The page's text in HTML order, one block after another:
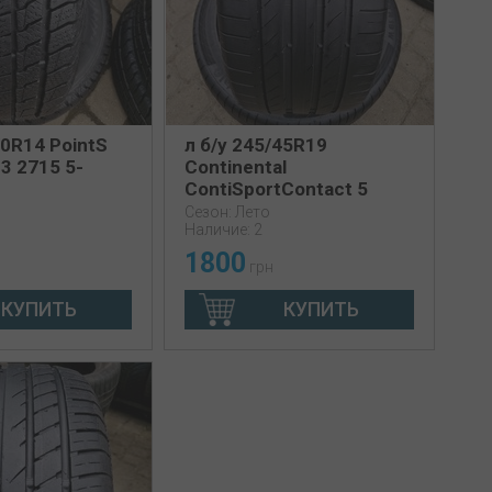
PointS
2715 5-
КУПИТЬ
л б/у 245/45R19
Continental
ContiSportContact 5
4517 4.5мм
Сезон: Лето
Наличие: 2
1800 грн
КУПИТЬ